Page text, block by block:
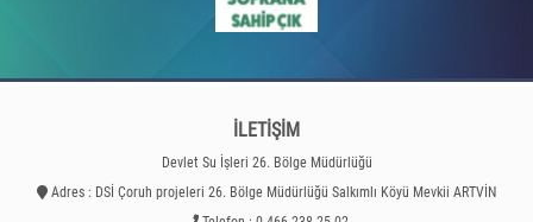
İLETİŞİM
Devlet Su İşleri 26. Bölge Müdürlüğü
Adres : DSİ Çoruh projeleri 26. Bölge Müdürlüğü Salkımlı Köyü Mevkii ARTVİN